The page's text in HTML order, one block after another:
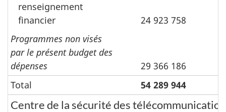
renseignement
financier
24 923 758
Programmes non visés
par le présent budget des
dépenses
29 366 186
Total
54 289 944
Centre de la sécurité des